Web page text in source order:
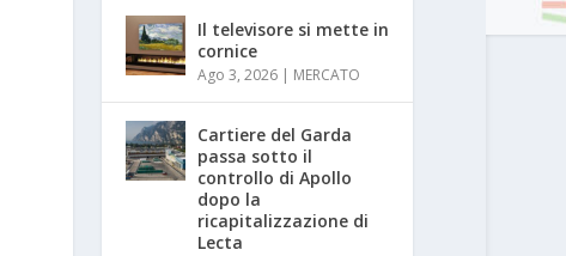
Il televisore si mette in
cornice
Ago 3, 2026 | MERCATO
Cartiere del Garda
passa sotto il
controllo di Apollo
dopo la
ricapitalizzazione di
Lecta